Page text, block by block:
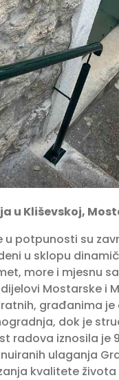
u Kliševskoj,
u potpunosti su
u sklopu
more i mjesnu
Mostarske i
građanima
dok je
radova iznosila je
ulaganja
kvalitete